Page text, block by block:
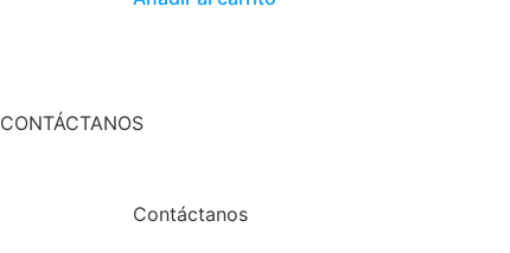
CONTÁCTANOS
Contáctanos